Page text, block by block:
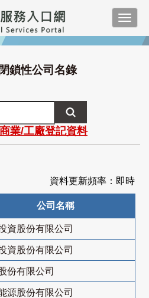
閉鎖性公司名錄
業/工廠登記資料
資料更新頻率：即時
公司名稱
資股份有限公司
資股份有限公司
份有限公司
源股份有限公司